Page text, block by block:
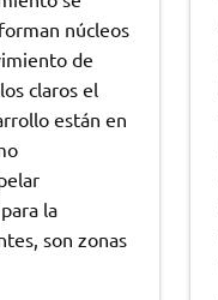
núcleos
de
claros el
están en
la
son zonas